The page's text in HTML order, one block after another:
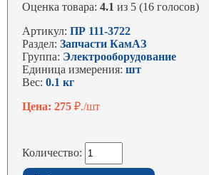
Оценка товара:4.1 из 5 (16 голосов)
Артикул:ПР 111-3722
Раздел:Запчасти КамАЗ
Группа: Электрооборудование
Единица измерения:шт
Вес:0.1 кг
Цена: 275₽./шт
Количество: